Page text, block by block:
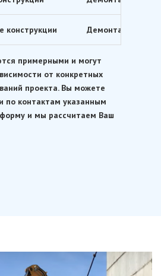
конструкции Демонтаж
примерными и могут
от конкретных
проекта. Вы можете
по контактам указанным
и мы рассчитаем Ваш